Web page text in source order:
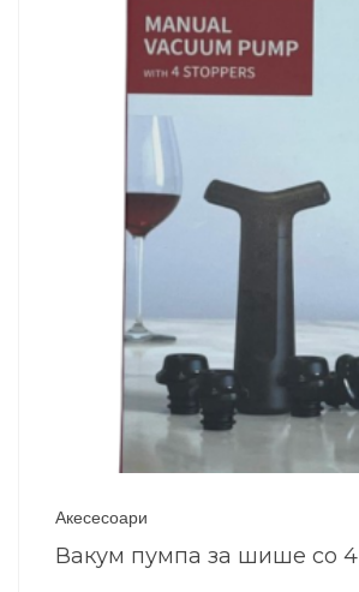
Акесесоари
Вакум пумпа за шише со 4